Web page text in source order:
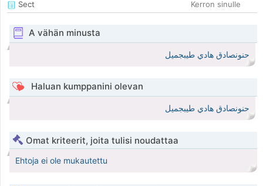
Sect
Kerron sinulle
A vähän minusta
حنونصادق هادي طيبجميل
Haluan kumppanini olevan
حنونصادق هادي طيبجميل
Omat kriteerit, joita tulisi noudattaa
Ehtoja ei ole mukautettu